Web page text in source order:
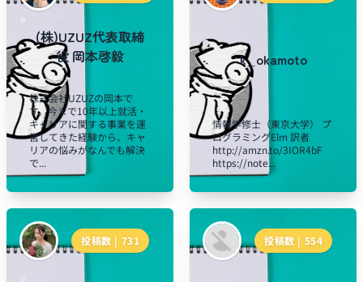
(株)UZUZ代表取締
役 岡本啓毅
株式会社UZUZの岡本で
す。今まで10年以上就活・
キャリアに関する事業を運
営してきた経験から、キャ
リアの悩みがなんでも解決
で...
k_okamoto
情報学修士（東京大学） プ
ログラミングElm 訳者
http://amzn.to/3IOR4bF
https://note...
投稿数 | 731 投稿数 | 554